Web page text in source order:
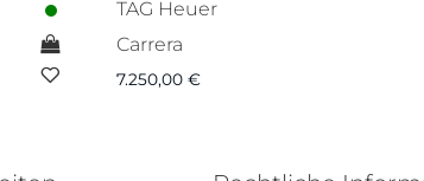
TAG Heuer
Carrera
7.250,00 €